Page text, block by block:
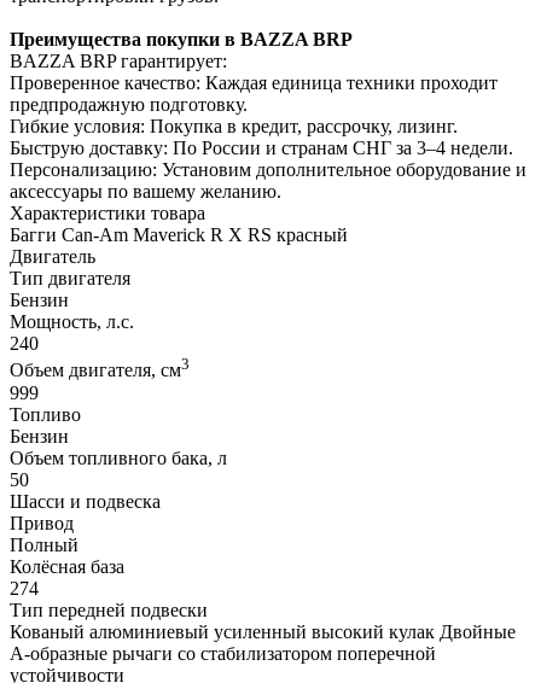
Преимущества покупки в BAZZA BRP
BAZZA BRP гарантирует:
Проверенное качество: Каждая единица техники проходит
предпродажную подготовку.
Гибкие условия: Покупка в кредит, рассрочку, лизинг.
Быструю доставку: По России и странам СНГ за 3–4 недели.
Персонализацию: Установим дополнительное оборудование и
аксессуары по вашему желанию.
Характеристики товара
Багги Can-Am Maverick R X RS красный
Двигатель
Тип двигателя
Бензин
Мощность, л.с.
240
Объем двигателя, см3
999
Топливо
Бензин
Объем топливного бака, л
50
Шасси и подвеска
Привод
Полный
Колёсная база
274
Тип передней подвески
Кованый алюминиевый усиленный высокий кулак Двойные
А-образные рычаги со стабилизатором поперечной
устойчивости